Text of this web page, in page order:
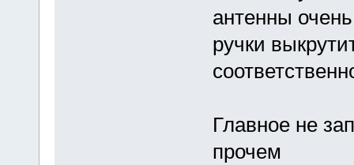
антенны
ручки
Главное не
прочем